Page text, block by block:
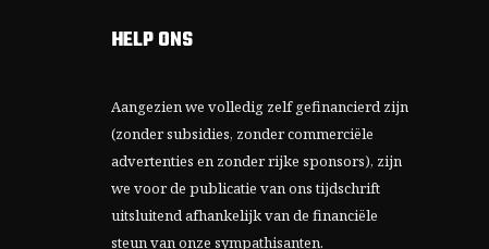
HELP ONS
Aangezien we volledig zelf gefinancierd zijn
(zonder subsidies, zonder commerciële
advertenties en zonder rijke sponsors), zijn
we voor de publicatie van ons tijdschrift
uitsluitend afhankelijk van de financiële
steun van onze sympathisanten.